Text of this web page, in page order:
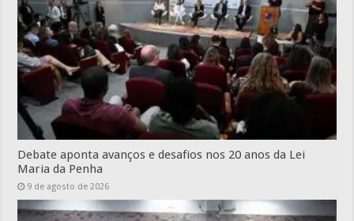
Debate aponta avanços e desafios nos 20 anos da Lei
Maria da Penha
9 de agosto de 2026